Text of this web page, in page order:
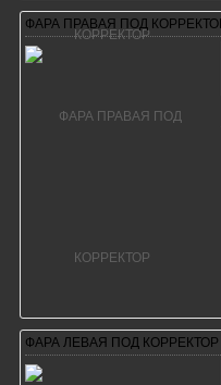
ФАРА ПРАВАЯ ПОД
ФАРА ЛЕВАЯ ПОД КОРРЕКТОР